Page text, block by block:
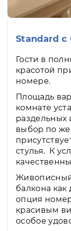
Standard
Гости в
красотой
номере.
Площадь
комнате
выбор по
стулья. К
Живописный
балкона
опция
красивым
особое